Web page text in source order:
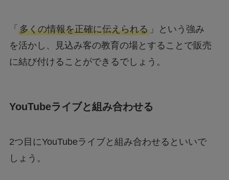
「 多くの情報を正確に伝えられる」という強み
を活かし、見込み客の教育の場とすることで販売
に結び付けることができるでしょう。
YouTubeライブと組み合わせる
2つ目にYouTubeライブと組み合わせるといいで
しょう。